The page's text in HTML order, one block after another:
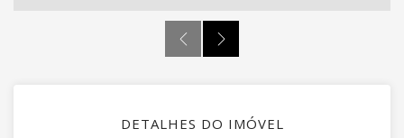
DETALHES DO IMÓVEL